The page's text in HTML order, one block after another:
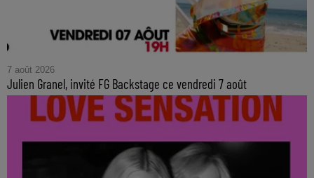
7 août 2026
Julien Granel, invité FG Backstage ce vendredi 7 août